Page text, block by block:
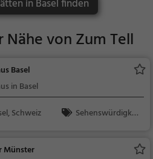
ndessen, Vegetarisc
h, Mediterran
in Basel finden
vonZum Tell
Basel
in Basel
Schweiz
Sehenswürdigkei
Münster